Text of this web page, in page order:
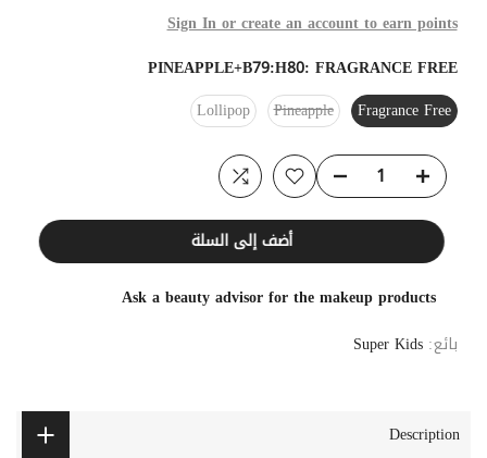
Sign In or create an account to earn points
PINEAPPLE+B79:H80: FRAGRANCE FREE
Fragrance Free
Pineapple
Lollipop
أضف إلى السلة
Ask a beauty advisor for the makeup products
بائع:Super Kids
Description